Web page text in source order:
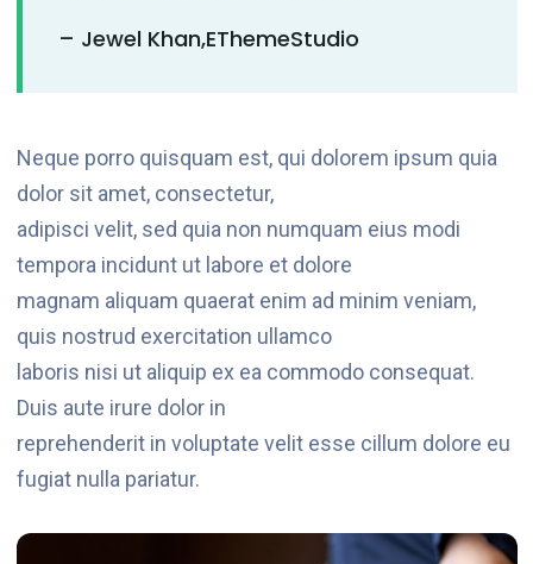
– Jewel Khan,eThemeStudio
Neque porro quisquam est, qui dolorem ipsum quia
dolor sit amet, consectetur,
adipisci velit, sed quia non numquam eius modi
tempora incidunt ut labore et dolore
magnam aliquam quaerat enim ad minim veniam,
quis nostrud exercitation ullamco
laboris nisi ut aliquip ex ea commodo consequat.
Duis aute irure dolor in
reprehenderit in voluptate velit esse cillum dolore eu
fugiat nulla pariatur.